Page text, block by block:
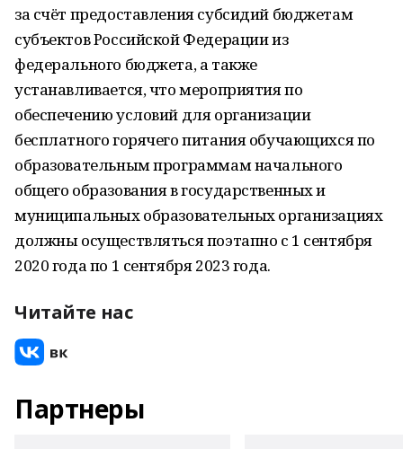
за счёт предоставления субсидий бюджетам
субъектов Российской Федерации из
федерального бюджета, а также
устанавливается, что мероприятия по
обеспечению условий для организации
бесплатного горячего питания обучающихся по
образовательным программам начального
общего образования в государственных и
муниципальных образовательных организациях
должны осуществляться поэтапно с 1 сентября
2020 года по 1 сентября 2023 года.
Читайте нас
Партнеры